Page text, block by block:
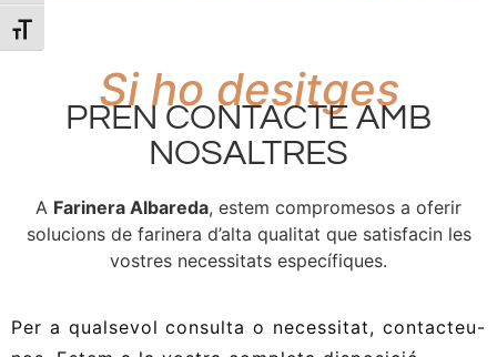
Toggle Font size
Si ho desitges
PREN CONTACTE AMB
NOSALTRES
A Farinera Albareda, estem compromesos a oferir
solucions de farinera d’alta qualitat que satisfacin les
vostres necessitats específiques.
Per a qualsevol consulta o necessitat, contacteu-